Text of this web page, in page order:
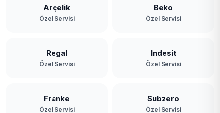
Arçelik
Özel Servisi
Beko
Özel Servisi
Regal
Özel Servisi
Indesit
Özel Servisi
Franke
Özel Servisi
Subzero
Özel Servisi